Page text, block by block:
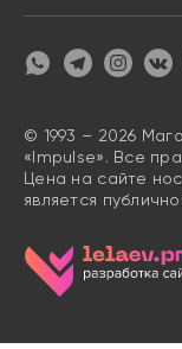
Политика
Согласие на
Карта сайта
© 1993 – 2026
«Impulse». Все
Цена на сайте
является